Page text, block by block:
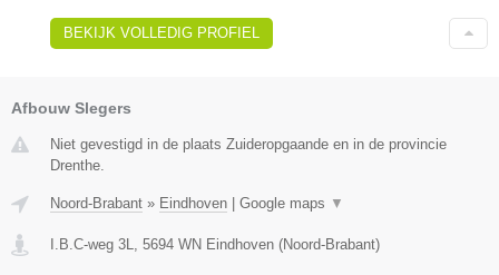
BEKIJK VOLLEDIG PROFIEL
Afbouw Slegers
Niet gevestigd in de plaats Zuideropgaande en in de provincie
Drenthe.
Noord-Brabant » Eindhoven | Google maps ▼
I.B.C-weg 3L 5694 WN Eindhoven (Noord-Brabant)